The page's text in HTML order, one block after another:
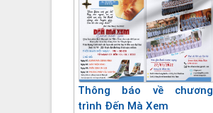
Thông báo về chương
trình Đến Mà Xem